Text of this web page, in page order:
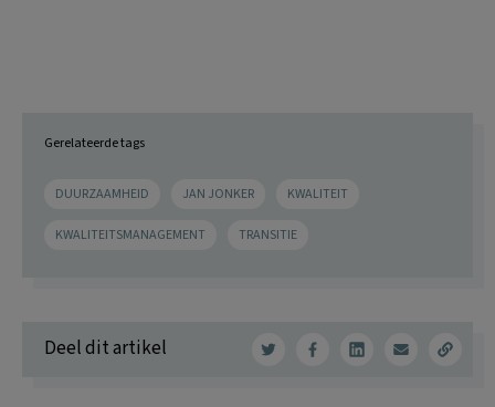
Gerelateerde tags
DUURZAAMHEID JAN JONKER KWALITEIT
KWALITEITSMANAGEMENT TRANSITIE
Deel dit artikel